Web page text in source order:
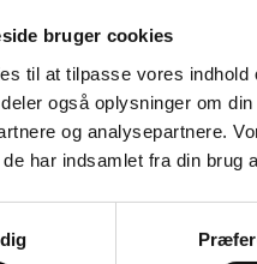
bruger cookies
til at tilpasse vores
også oplysninger om
og analysepartnere.
har indsamlet fra din brug
her
2026
2450